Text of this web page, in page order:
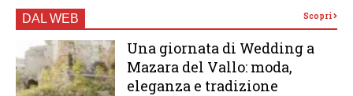
DAL WEB Scopri
Una giornata di Wedding a
Mazara del Vallo: moda,
eleganza e tradizione